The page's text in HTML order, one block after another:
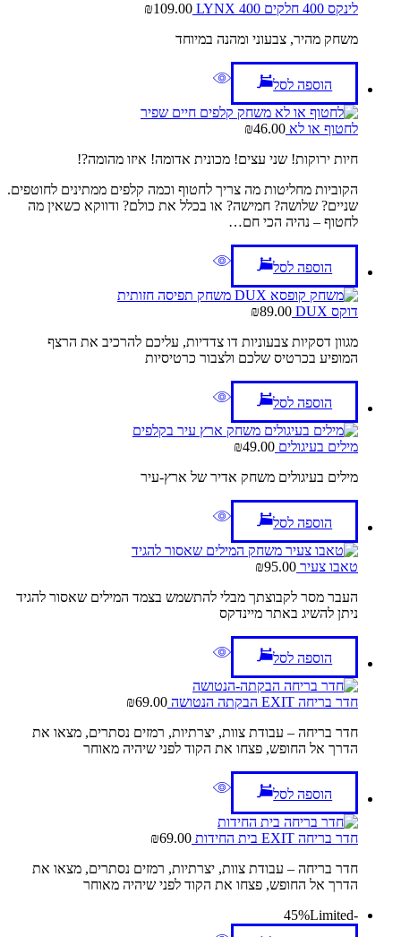
לינקס 400 חלקים LYNX 400 ₪109.00
משחק מהיר, צבעוני ומהנה במיוחד
הוספה לסל
לחטוף או לא ₪46.00
חיות ירוקות! שני עצים! מכונית אדומה! איזו מהומה?!
הקוביות מחליטות מה צריך לחטוף וכמה קלפים ממתינים לחוטפים.
שניים? שלושה? חמישה? או בכלל את כולם? ודווקא כשאין מה
לחטוף – נהיה הכי חם…
הוספה לסל
דוקס DUX ₪89.00
מגוון דסקיות צבעוניות דו צדדיות, עליכם להרכיב את הרצף
המופיע בכרטיס שלכם ולצבור כרטיסיות
הוספה לסל
מילים בעיגולים ₪49.00
מילים בעיגולים משחק אדיר של ארץ-עיר
הוספה לסל
טאבו צעיר ₪95.00
העבר מסר לקבוצתך מבלי להתשמש בצמד המילים שאסור להגיד
ניתן להשיג באתר מיינדקס
הוספה לסל
חדר בריחה EXIT הבקתה הנטושה ₪69.00
חדר בריחה – עבודת צוות, יצרתיות, רמזים נסתרים, מצאו את
הדרך אל החופש, פצחו את הקוד לפני שיהיה מאוחר
הוספה לסל
חדר בריחה EXIT בית החידות ₪69.00
חדר בריחה – עבודת צוות, יצרתיות, רמזים נסתרים, מצאו את
הדרך אל החופש, פצחו את הקוד לפני שיהיה מאוחר
-45%
Limited